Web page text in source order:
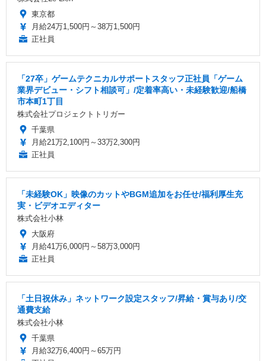
東京都
月給24万1,500円～38万1,500円
正社員
「27卒」ゲームテクニカルサポートスタッフ正社員「ゲーム
業界デビュー・シフト相談可」/定着率高い・未経験歓迎/船橋
市本町1丁目
株式会社プロジェクトトリガー
千葉県
月給21万2,100円～33万2,300円
正社員
「未経験OK」映像のカットやBGM追加をお任せ/福利厚生充
実・ビデオエディター
株式会社小林
大阪府
月給41万6,000円～58万3,000円
正社員
「土日祝休み」ネットワーク設定スタッフ/昇給・賞与あり/交
通費支給
株式会社小林
千葉県
月給32万6,400円～65万円